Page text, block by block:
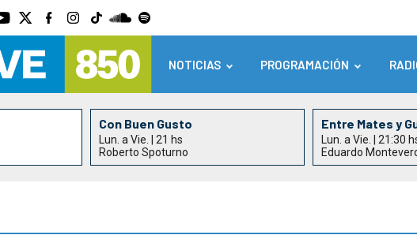
NOTICIAS PROGRAMACIÓN
Con Buen Gusto
Lun. a Vie. | 21 hs
Roberto Spoturno
Entre Mates y
Lun. a Vie. | 21:30
Eduardo